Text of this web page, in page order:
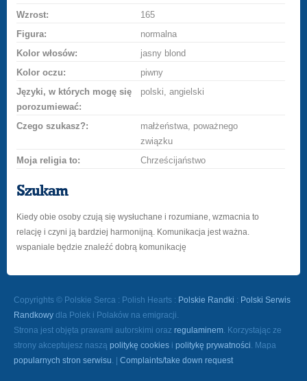
Wzrost:
165
Figura:
normalna
Kolor włosów:
jasny blond
Kolor oczu:
piwny
Języki, w których mogę się
porozumiewać:
polski, angielski
Czego szukasz?:
małżeństwa, poważnego
związku
Moja religia to:
Chrześcijaństwo
Szukam
Kiedy obie osoby czują się wysłuchane i rozumiane, wzmacnia to
relację i czyni ją bardziej harmonijną. Komunikacja jest ważna.
wspaniale będzie znaleźć dobrą komunikację
Copyrights © Polskie Serca : Polish Hearts : Polskie Randki : Polski Serwis
Randkowy dla Polek i Polaków na emigracji.
Strona jest objęta prawami autorskimi oraz regulaminem. Korzystając ze
strony akceptujesz naszą politykę cookies i politykę prywatności. Mapa
popularnych stron serwisu. | Complaints/take down request